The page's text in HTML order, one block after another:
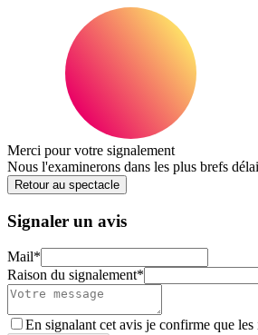
Merci pour votre signalement
Nous l'examinerons dans les plus brefs
Retour au spectacle
Signaler un avis
Mail*
Raison du signalement*
En signalant cet avis je confirme que